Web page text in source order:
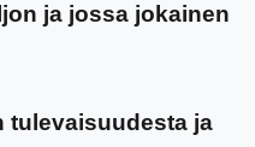
ja jossa jokainen
tulevaisuudesta ja